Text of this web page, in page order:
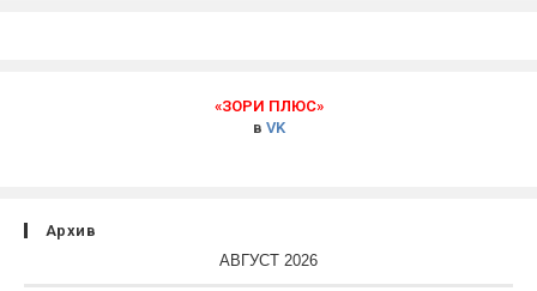
«ЗОРИ ПЛЮС»
в VK
Архив
АВГУСТ 2026